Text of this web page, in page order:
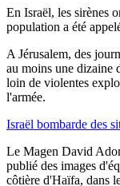
En Israël, les sirènes
population a été
A Jérusalem, des
au moins une dizaine
loin de violentes
l'armée.
Israël bombarde des
Le Magen David
publié des images
côtière d'Haïfa, dans